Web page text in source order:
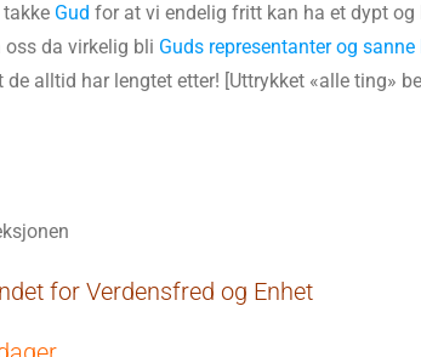
Gud for at vi endelig fritt kan ha et dypt
oss da virkelig bli Guds representanter og sanne
alltid har lengtet etter! [Uttrykket «alle ting»
for Verdensfred og Enhet